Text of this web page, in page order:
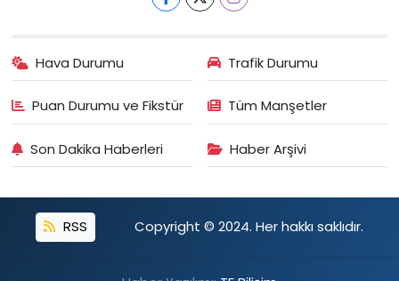
Hava Durumu Trafik Durumu
Puan Durumu ve Fikstür Tüm Manşetler
Son Dakika Haberleri Haber Arşivi
RSS Copyright © 2024. Her hakkı saklıdır.